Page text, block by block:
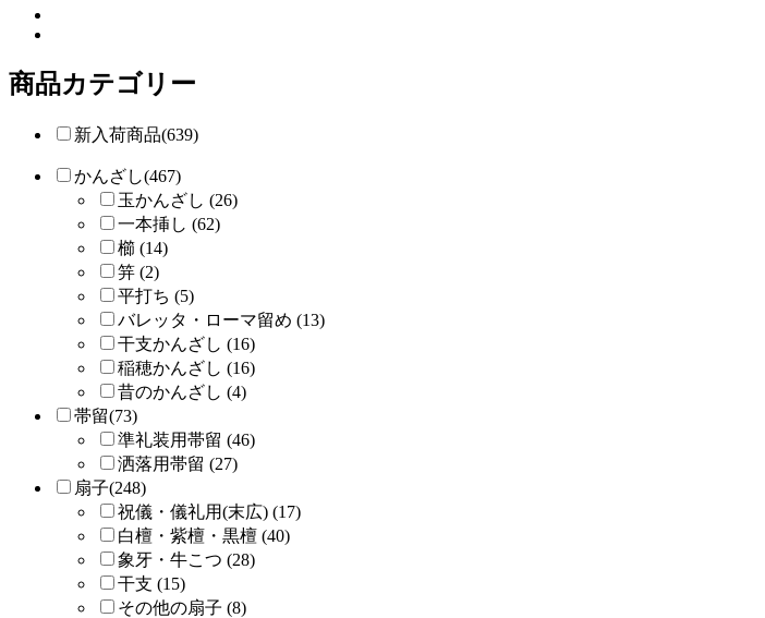
商品カテゴリー
新入荷商品(639)
かんざし(467)
玉かんざし (26)
一本挿し (62)
櫛 (14)
笄 (2)
平打ち (5)
バレッタ・ローマ留め (13)
干支かんざし (16)
稲穂かんざし (16)
昔のかんざし (4)
帯留(73)
準礼装用帯留 (46)
洒落用帯留 (27)
扇子(248)
祝儀・儀礼用(末広) (17)
白檀・紫檀・黒檀 (40)
象牙・牛こつ (28)
干支 (15)
その他の扇子 (8)